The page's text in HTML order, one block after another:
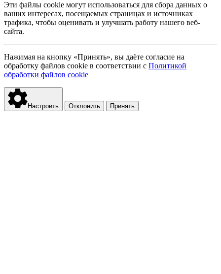
Эти файлы cookie могут использоваться для сбора данных о
ваших интересах, посещаемых страницах и источниках
трафика, чтобы оценивать и улучшать работу нашего веб-
сайта.
Нажимая на кнопку «Принять», вы даёте согласие на
обработку файлов cookie в соответствии с Политикой
обработки файлов cookie
Настроить Отклонить Принять